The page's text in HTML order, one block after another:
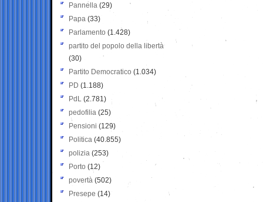
Pannella (29)
Papa (33)
Parlamento (1.428)
partito del popolo della libertà
(30)
Partito Democratico (1.034)
PD (1.188)
PdL (2.781)
pedofilia (25)
Pensioni (129)
Politica (40.855)
polizia (253)
Porto (12)
povertà (502)
Presepe (14)